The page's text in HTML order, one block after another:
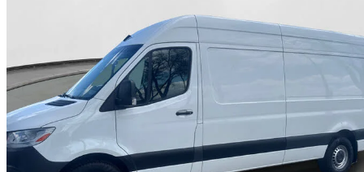
2022 Mercedes-Benz Sprinter
2500 170 High Roof Crew Van RWD 54 622 km